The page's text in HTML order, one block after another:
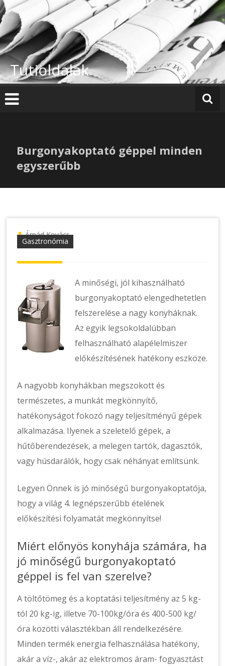
Skip
to
content
Tutioldalak
Burgonyakoptató géppel minden
egyszerűbb
Gasztronómia
Árpád Kovács
A minőségi, jól kihasználható
burgonyakoptató elengedhetetlen
felszerelése a nagy konyháknak.
Az egyik legsokoldalúbban
felhasználható alapélelmiszer
előkészítésének hatékony eszköze.
A nagyobb konyhákban megszokott és
természetes, a munkát megkönnyítő,
hatékonyságot fokozó nagy teljesítményű gépek
alkalmazása. Ilyenek a szeletelő gépek, a
hűtőberendezések, a melegen tartók, dagasztók,
vagy húsdarálók, hogy csak néhányat említsünk.
Legyen Önnek is jó minőségű burgonyakoptatója,
hogy a világ 4. legnépszerűbb ételének
előkészítési folyamatát megkönnyítse!
Miért előnyös konyhája számára, ha
jó minőségű burgonyakoptató
géppel is fel van szerelve?
A töltőtömeg és a koptatási teljesítmény az 5 kg-
tól 20 kg-ig, illetve 70-100kg/óra és 400-500 kg/
óra közötti választékban áll rendelkezésére.
Minden termék energia felhasználása hatékony,
akár a víz-, akár az elektromos áram- fogyasztást